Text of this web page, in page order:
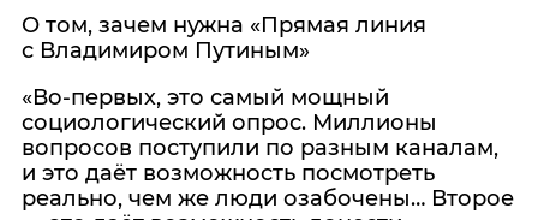
О том, зачем нужна «Прямая линия
с Владимиром Путиным»
«Во‑первых, это самый мощный
социологический опрос. Миллионы
вопросов поступили по разным каналам,
и это даёт возможность посмотреть
реально, чем же люди озабочены… Второе